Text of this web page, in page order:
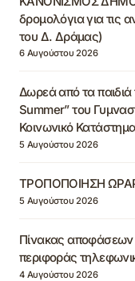
δρομολόγια για τις
του Δ. Δράμας)
6 Αυγούστου 2026
Δωρεά από τα
Summer” του
Κοινωνικό
5 Αυγούστου 2026
ΤΡΟΠΟΠΟΙΗΣΗ
5 Αυγούστου 2026
Πίνακας
περιφοράς
4 Αυγούστου 2026